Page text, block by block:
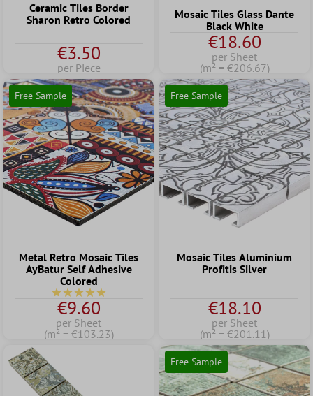
Ceramic Tiles Border
Sharon Retro Colored
€3.50
per Piece
Mosaic Tiles Glass Dante
Black White
€18.60
per Sheet
(m² = €206.67)
Free Sample
Metal Retro Mosaic Tiles
AyBatur Self Adhesive
Colored
Average rating of 5 out of 5 stars
€9.60
per Sheet
(m² = €103.23)
Free Sample
Mosaic Tiles Aluminium
Profitis Silver
€18.10
per Sheet
(m² = €201.11)
Free Sample